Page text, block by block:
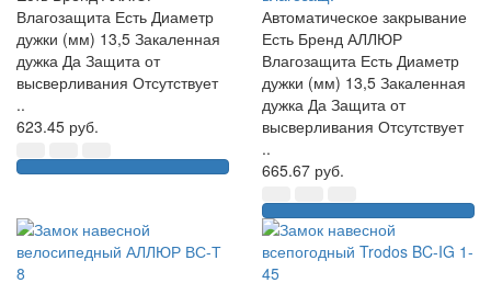
Влагозащита Есть Диаметр
дужки (мм) 13,5 Закаленная
дужка Да Защита от
высверливания Отсутствует
..
623.45 руб.
Автоматическое закрывание
Есть Бренд АЛЛЮР
Влагозащита Есть Диаметр
дужки (мм) 13,5 Закаленная
дужка Да Защита от
высверливания Отсутствует
..
665.67 руб.